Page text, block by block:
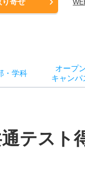
寄せ
・ 学科
オープ
キャンパ
テスト